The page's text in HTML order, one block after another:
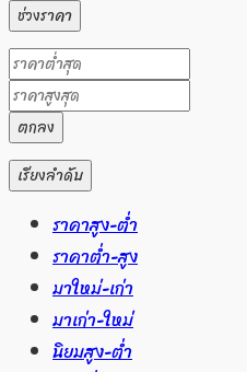
ช่วงราคา
ตกลง
เรียงลำดับ
ราคาสูง-ต่ำ
ราคาต่ำ-สูง
มาใหม่-เก่า
มาเก่า-ใหม่
นิยมสูง-ต่ำ